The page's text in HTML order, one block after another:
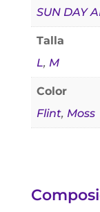
SUN DAY
Talla
L, M
Color
Flint, Moss